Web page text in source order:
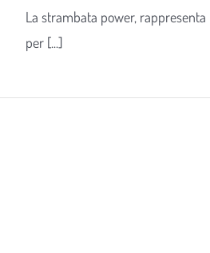
La strambata power,
per [...]